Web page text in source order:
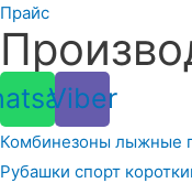
Прайс
Viber
Комбинезоны лыжные
Рубашки спорт